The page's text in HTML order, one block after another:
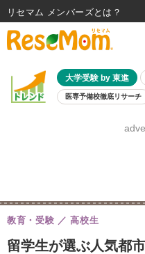
大学受験 by 東進
医専予備校徹底リサーチ
8月開催学
留学生が選ぶ人気都
教育・受験 高校生
リセマム メンバーズ